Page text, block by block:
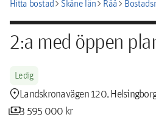
Hitta bostadchevron_rightSkåne länchevron_rightRååchevron_right
2:a med öppen
Ledig
location_pinLandskronavägen 120,
payments3 595 000 kr